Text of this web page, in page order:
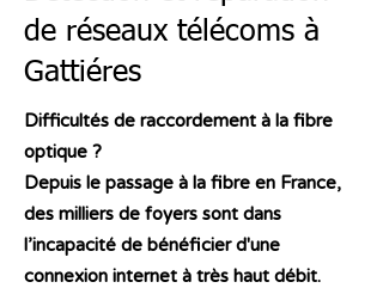
de réseaux télécoms à
Gattiéres
Difficultés de raccordement à la fibre
optique ?
Depuis le passage à la fibre en France,
des milliers de foyers sont dans
l’incapacité de bénéficier d'une
connexion internet à très haut débit.